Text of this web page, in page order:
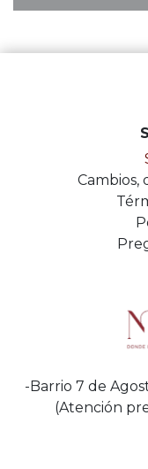
Cambios,
-Barrio 7 de
(Atención